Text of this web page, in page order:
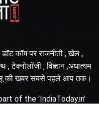
कॉम पर राजनीती , खेल ,
टेक्नोलॉजी , विज्ञान ,अधात्यम
की खबर सबसे पहले आप तक।
of the 'IndiaToday.in'